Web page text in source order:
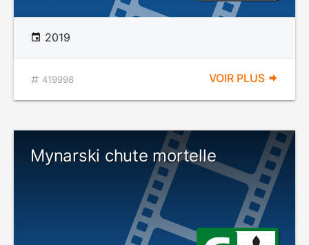
2019
419998 VOIR PLUS
Mynarski chute mortelle